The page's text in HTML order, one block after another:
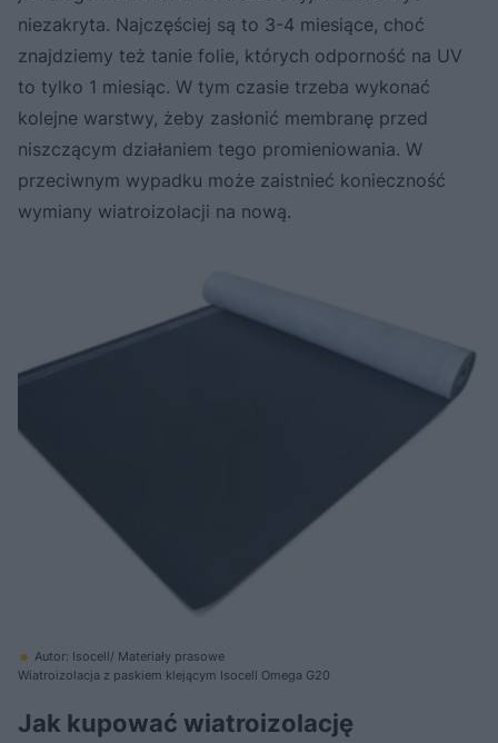
niezakryta. Najczęściej są to 3-4 miesiące, choć
znajdziemy też tanie folie, których odporność na UV
to tylko 1 miesiąc. W tym czasie trzeba wykonać
kolejne warstwy, żeby zasłonić membranę przed
niszczącym działaniem tego promieniowania. W
przeciwnym wypadku może zaistnieć konieczność
wymiany wiatroizolacji na nową.
Autor: Isocell/ Materiały prasowe
Wiatroizolacja z paskiem klejącym Isocell Omega G20
Jak kupować wiatroizolację